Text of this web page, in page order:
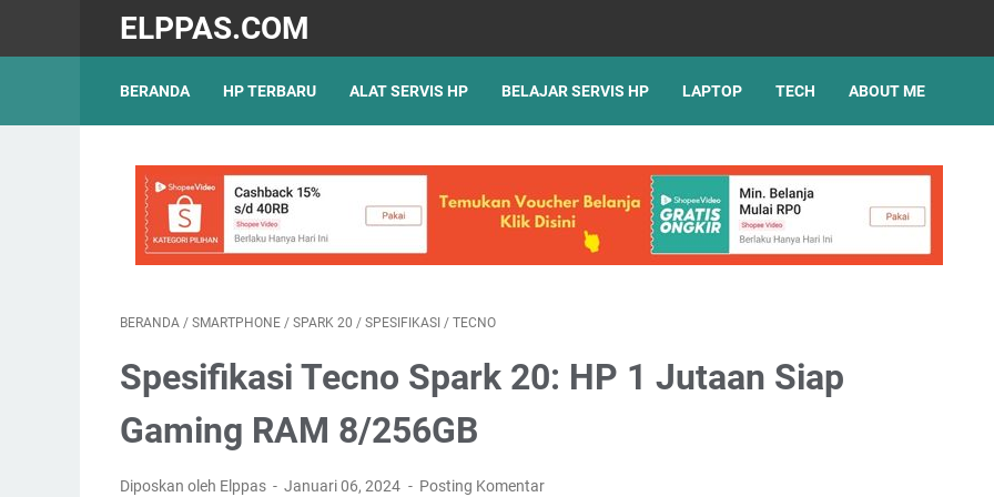
ELPPAS.COM
BERANDA HP TERBARU ALAT SERVIS HP BELAJAR SERVIS HP LAPTOP TECH ABOUT ME
BERANDA / SMARTPHONE / SPARK 20 / SPESIFIKASI / TECNO
Spesifikasi Tecno Spark 20: HP 1 Jutaan Siap
Gaming RAM 8/256GB
Diposkan oleh Elppas Januari 06, 2024 Posting Komentar